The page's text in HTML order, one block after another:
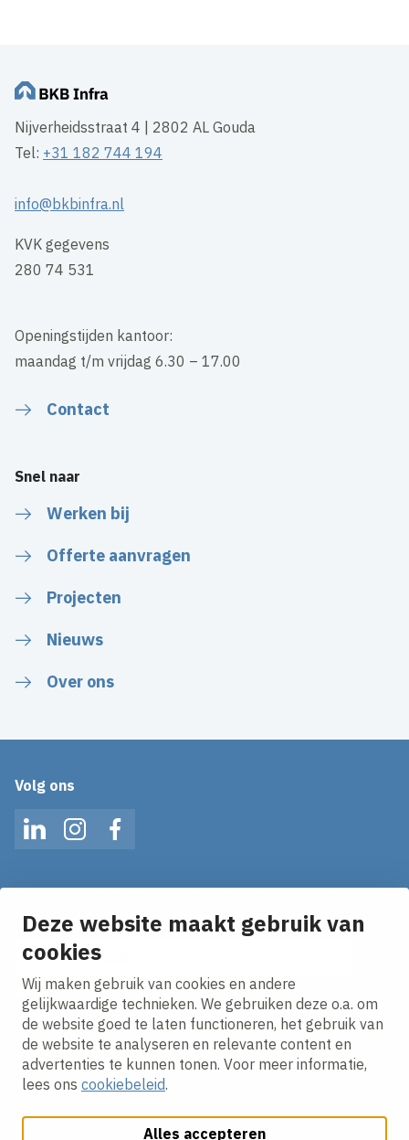
Deze website maakt gebruik van
cookies
Wij maken gebruik van cookies en andere
gelijkwaardige technieken. We gebruiken deze o.a. om
de website goed te laten functioneren, het gebruik van
de website te analyseren en relevante content en
advertenties te kunnen tonen. Voor meer informatie,
lees ons cookiebeleid.
Alles accepteren
Nijverheidsstraat 4 | 2802 AL Gouda
Tel: +31 182 744 194
info@bkbinfra.nl
KVK gegevens
280 74 531
Openingstijden kantoor:
maandag t/m vrijdag 6.30 – 17.00
Contact
Snel naar
Werken bij
Offerte aanvragen
Projecten
Nieuws
Over ons
Volg ons
LinkedInInstagramFacebook
Ontvang onze nieuws alerts in je mailbox!
E-mailadres
Ik ga akkoord met hetprivacy statement.
Cookies aanpassenCookie beleidPrivacy policy